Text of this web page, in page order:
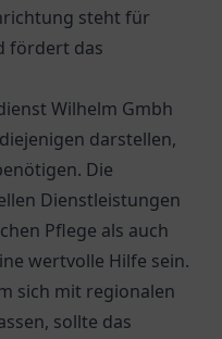
steht für
fördert das
Wilhelm Gmbh
darstellen,
Die
Dienstleistungen
Pflege als auch
wertvolle Hilfe sein.
sich mit regionalen
sollte das